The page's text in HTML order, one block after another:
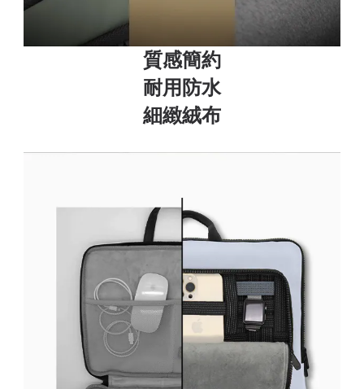
質感簡約
耐用防水
細緻絨布